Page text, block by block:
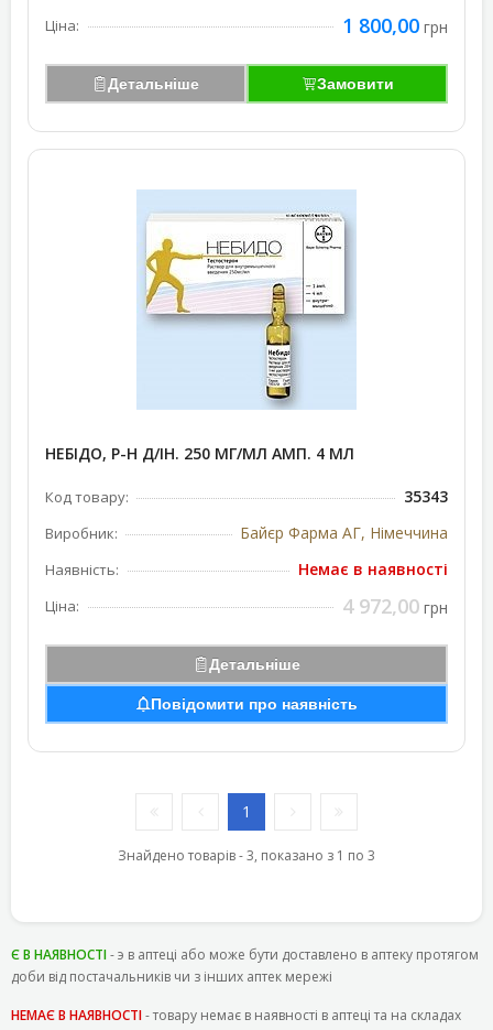
Ціна: 1 800,00 грн
Детальніше Замовити
НЕБІДО, Р-Н Д/ІН. 250 МГ/МЛ АМП. 4 МЛ
Код товару: 35343
Виробник: Байєр Фарма АГ, Німеччина
Наявність: Немає в наявності
Ціна: 4 972,00 грн
Детальніше
Повідомити про наявність
1
Знайдено товарів - 3, показано з 1 по 3
Є В НАЯВНОСТІ- э в аптеці або може бути доставлено в аптеку протягом
доби від постачальників чи з інших аптек мережі
НЕМАЄ В НАЯВНОСТІ- товару немає в наявності в аптеці та на складах